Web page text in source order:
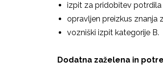
izpit za pridobitev
opravljen preizkus znanja
vozniški izpit kategorije B.
Dodatna zaželena in